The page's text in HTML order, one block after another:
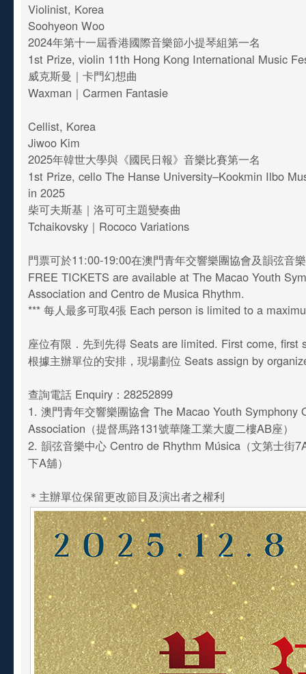
Violinist, Korea
Soohyeon Woo
2024年第十一屆香港國際音樂節小提琴組第一名
1st Prize, violin 11th Hong Kong International Music
威克斯曼｜卡門幻想曲
Waxman｜Carmen Fantasie
Cellist, Korea
Jiwoo Kim
2025年韓世大學與《國民日報》音樂比賽第一名
1st Prize, cello The Hanse University–Kookmin Ilbo
in 2025
柴可夫斯基｜洛可可主題變奏曲
Tchaikovsky｜Rococo Variations
門票可於11:00-19:00在澳門青年交響樂團協會及韻弦音
FREE TICKETS are available at The Macao Youth
Association and Centro de Musica Rhythm.
*** 每人最多可取4張 Each person is limited to a
座位有限．先到先得 Seats are limited. First come, first
根據主辦單位的安排，現場劃位 Seats assign by
查詢電話 Enquiry：28252899
1. 澳門青年交響樂團協會 The Macao Youth Symphony
Association（提督馬路131號華隆工業大廈二樓AB座）
2. 韻弦音樂中心 Centro de Rhythm Música（文第士街
下A舖）
＊主辦單位保留更改節目及演出者之權利